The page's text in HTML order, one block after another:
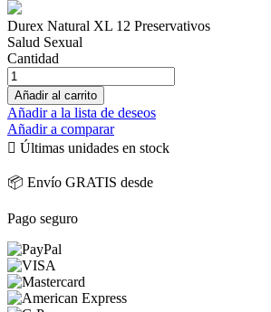
Durex Natural XL 12 Preservativos
Salud Sexual
Cantidad
Añadir al carrito
Añadir a la lista de deseos
Añadir a comparar
 Últimas unidades en stock
📦 Envío GRATIS desde
Pago seguro